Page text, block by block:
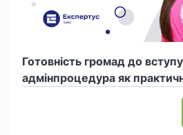
Готовність громад до
адмінпроцедура як